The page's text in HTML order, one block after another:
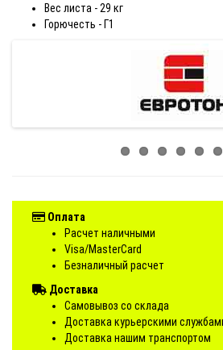
Вес листа - 29 кг
Горючесть - Г1
Оплата
Расчет наличными
Visa/MasterCard
Безналичный расчет
Доставка
Самовывоз со склада
Доставка курьерскими
Доставка нашим транспортом